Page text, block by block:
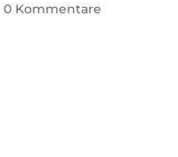
0 Kommentare